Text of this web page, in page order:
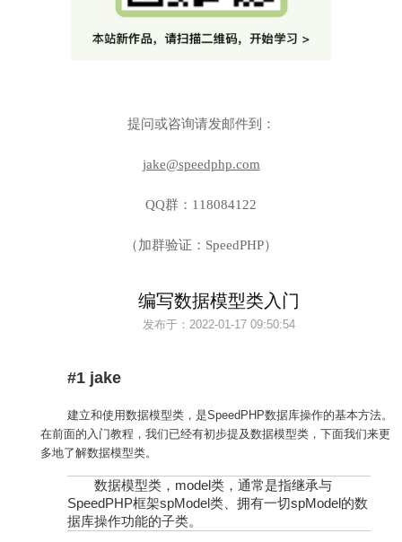
提问或咨询请发邮件到：
jake@speedphp.com
QQ群：118084122
（加群验证：SpeedPHP）
编写数据模型类入门
发布于： 2022-01-17 09:50:54
#1 jake
建立和使用数据模型类，是SpeedPHP数据库操作的基本方法。
在前面的入门教程，我们已经有初步提及数据模型类，下面我们来更
多地了解数据模型类。
数据模型类，model类，通常是指继承与
SpeedPHP框架spModel类、拥有一切spModel的数
据库操作功能的子类。